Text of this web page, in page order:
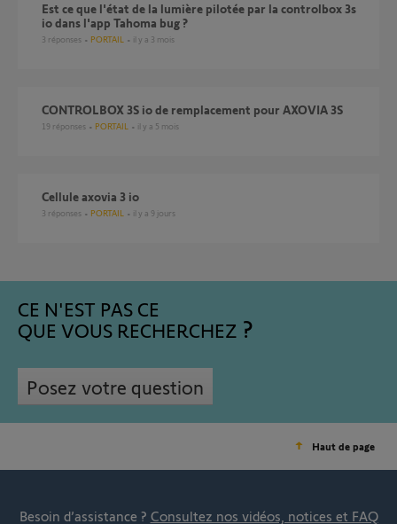
Est ce que l'état de la lumière pilotée par la controlbox 3s
io dans l'app Tahoma bug ?
3 réponses PORTAIL il y a 3 mois
CONTROLBOX 3S io de remplacement pour AXOVIA 3S
19 réponses PORTAIL il y a 5 mois
cellule axovia 3 io
3 réponses PORTAIL il y a 9 jours
CE N'EST PAS CE
QUE VOUS RECHERCHEZ
Posez votre question
Haut de page
Besoin d’assistance ? Consultez nos vidéos, notices et FAQ